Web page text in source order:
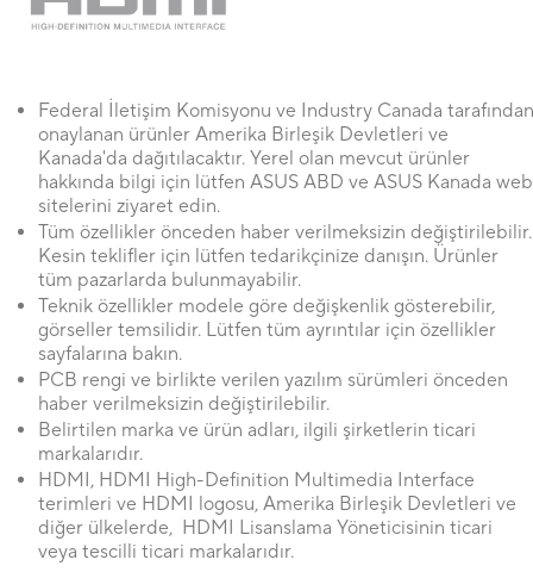
Federal İletişim Komisyonu ve Industry Canada tarafından
onaylanan ürünler Amerika Birleşik Devletleri ve
Kanada'da dağıtılacaktır. Yerel olan mevcut ürünler
hakkında bilgi için lütfen ASUS ABD ve ASUS Kanada web
sitelerini ziyaret edin.
Tüm özellikler önceden haber verilmeksizin değiştirilebilir.
Kesin teklifler için lütfen tedarikçinize danışın. Ürünler
tüm pazarlarda bulunmayabilir.
Teknik özellikler modele göre değişkenlik gösterebilir,
görseller temsilidir. Lütfen tüm ayrıntılar için özellikler
sayfalarına bakın.
PCB rengi ve birlikte verilen yazılım sürümleri önceden
haber verilmeksizin değiştirilebilir.
Belirtilen marka ve ürün adları, ilgili şirketlerin ticari
markalarıdır.
HDMI, HDMI High-Definition Multimedia Interface
terimleri ve HDMI logosu, Amerika Birleşik Devletleri ve
diğer ülkelerde, HDMI Lisanslama Yöneticisinin ticari
veya tescilli ticari markalarıdır.